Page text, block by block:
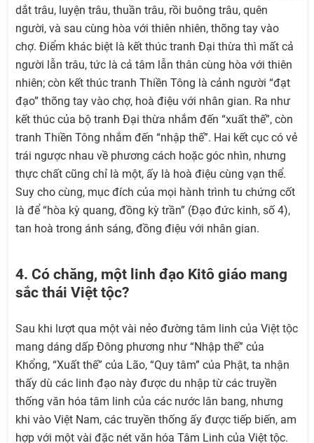
dắt trâu, luyện trâu, thuần trâu, rồi buông trâu, quên
người, và sau cùng hòa với thiên nhiên, thõng tay vào
chợ. Điểm khác biệt là kết thúc tranh Đại thừa thì mất cả
người lẫn trâu, tức là cả tâm lẫn thân cùng hòa với thiên
nhiên; còn kết thúc tranh Thiền Tông là cảnh người “đạt
đạo” thõng tay vào chợ, hoà điệu với nhân gian. Ra như
kết thúc của bộ tranh Đại thừa nhắm đến “xuất thế”, còn
tranh Thiền Tông nhắm đến “nhập thế”. Hai kết cục có vẻ
trái ngược nhau về phương cách hoặc góc nhìn, nhưng
thực chất cũng chỉ là một, ấy là hoà điệu cùng vạn thể.
Suy cho cùng, mục đích của mọi hành trình tu chứng cốt
là để “hòa kỳ quang, đồng kỳ trần” (Đạo đức kinh, số 4),
tan hoà trong ánh sáng, đồng điệu với nhân gian.
4. Có chăng, một linh đạo Kitô giáo mang
sắc thái Việt tộc?
Sau khi lượt qua một vài nẻo đường tâm linh của Việt tộc
mang dáng dấp Đông phương như “Nhập thế” của
Khổng, “Xuất thế” của Lão, “Quy tâm” của Phật, ta nhận
thấy dù các linh đạo này được du nhập từ các truyền
thống văn hóa tâm linh của các nước lân bang, nhưng
khi vào Việt Nam, các truyền thống ấy được tiếp biến, am
hợp với một vài đặc nét văn hóa Tâm Linh của Việt tộc.